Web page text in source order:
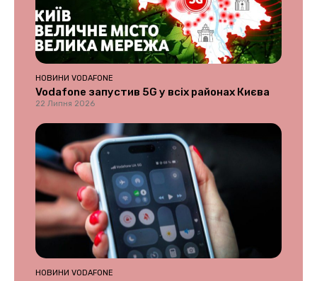
НОВИНИ VODAFONE
Vodafone запустив 5G у всіх районах Києва
22 Липня 2026
НОВИНИ VODAFONE